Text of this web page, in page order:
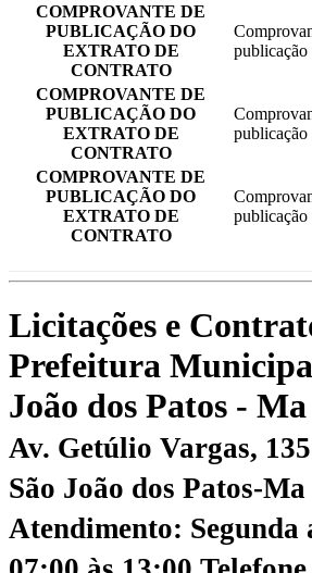
COMPROVANTE DE
PUBLICAÇÃO DO
EXTRATO DE
CONTRATO
publicação
COMPROVANTE DE
PUBLICAÇÃO DO
EXTRATO DE
CONTRATO
publicação
COMPROVANTE DE
PUBLICAÇÃO DO
EXTRATO DE
CONTRATO
publicação
Licitações e
Prefeitura
João dos Patos - Ma
Av. Getúlio Vargas,
São João dos Patos-Ma
Atendimento: Segunda